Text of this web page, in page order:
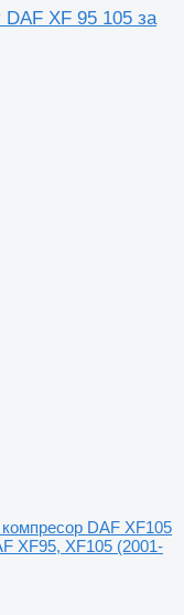
XF 95 105 за
DAF XF105
XF95, XF105 (2001-